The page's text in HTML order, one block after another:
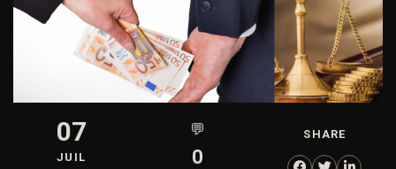
07
JUIL
💬
0
SHARE